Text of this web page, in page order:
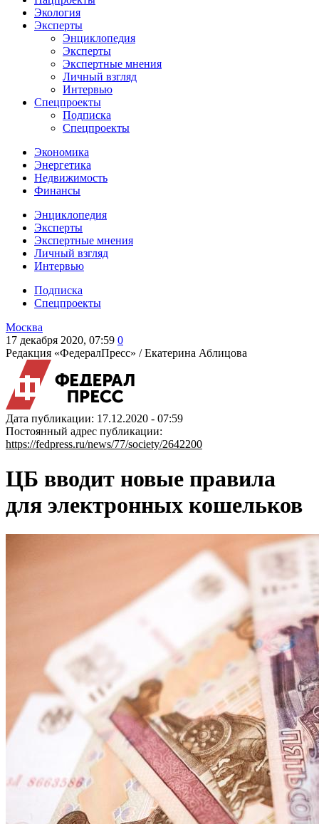
Экология
Эксперты
Энциклопедия
Эксперты
Экспертные мнения
Личный взгляд
Интервью
Спецпроекты
Подписка
Спецпроекты
Экономика
Энергетика
Недвижимость
Финансы
Энциклопедия
Эксперты
Экспертные мнения
Личный взгляд
Интервью
Подписка
Спецпроекты
Москва
17 декабря 2020, 07:59 0
Редакция «ФедералПресс» /Екатерина Аблицова
Дата публикации: 17.12.2020 - 07:59
Постоянный адрес публикации:
https://fedpress.ru/news/77/society/2642200
ЦБ вводит новые правила
для электронных кошельков